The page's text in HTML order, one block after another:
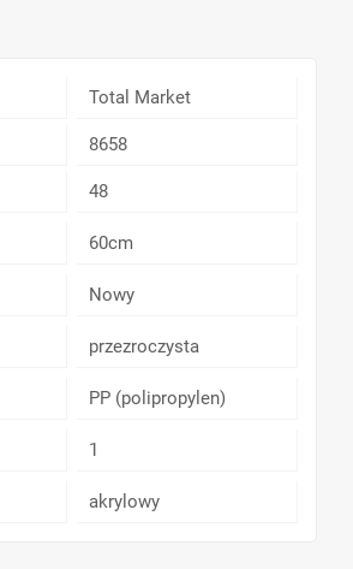
Total Market
8658
48
60cm
Nowy
przezroczysta
PP (polipropylen)
1
akrylowy